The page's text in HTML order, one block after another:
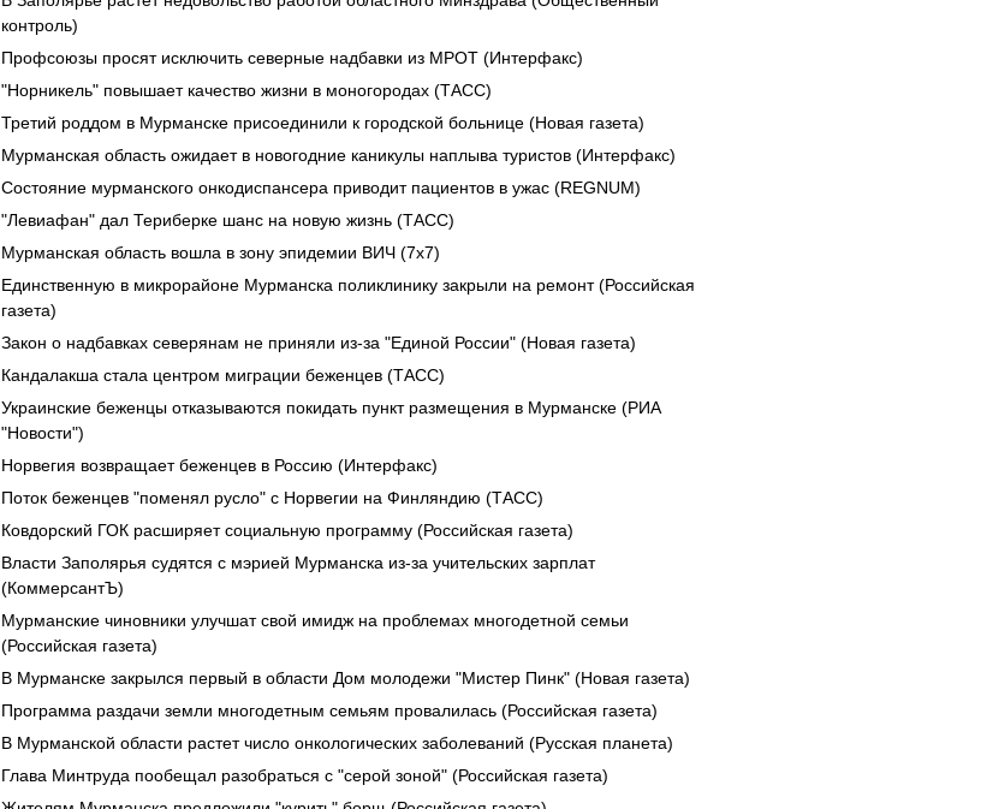
контроль)
Профсоюзы просят исключить северные надбавки из МРОТ (Интерфакс)
"Норникель" повышает качество жизни в моногородах (ТАСС)
Третий роддом в Мурманске присоединили к городской больнице (Новая газета)
Мурманская область ожидает в новогодние каникулы наплыва туристов (Интерфакс)
Состояние мурманского онкодиспансера приводит пациентов в ужас (REGNUM)
"Левиафан" дал Териберке шанс на новую жизнь (ТАСС)
Мурманская область вошла в зону эпидемии ВИЧ (7x7)
Единственную в микрорайоне Мурманска поликлинику закрыли на ремонт (Российская
газета)
Закон о надбавках северянам не приняли из-за "Единой России" (Новая газета)
Кандалакша стала центром миграции беженцев (ТАСС)
Украинские беженцы отказываются покидать пункт размещения в Мурманске (РИА
"Новости")
Норвегия возвращает беженцев в Россию (Интерфакс)
Поток беженцев "поменял русло" с Норвегии на Финляндию (ТАСС)
Ковдорский ГОК расширяет социальную программу (Российская газета)
Власти Заполярья судятся с мэрией Мурманска из-за учительских зарплат
(КоммерсантЪ)
Мурманские чиновники улучшат свой имидж на проблемах многодетной семьи
(Российская газета)
В Мурманске закрылся первый в области Дом молодежи "Мистер Пинк" (Новая газета)
Программа раздачи земли многодетным семьям провалилась (Российская газета)
В Мурманской области растет число онкологических заболеваний (Русская планета)
Глава Минтруда пообещал разобраться с "серой зоной" (Российская газета)